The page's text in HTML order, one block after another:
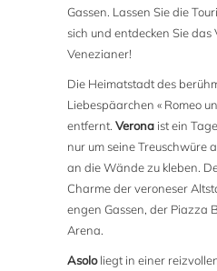
Gassen. Lassen Sie die
sich und entdecken Sie das
Venezianer!
Die Heimatstadt des
Liebespäarchen « Romeo
entfernt.Verona ist ein
nur um seine Treuschwüre
an die Wände zu kleben.
Charme der veroneser
engen Gassen, der Piazza
Arena.
Asololiegt in einer